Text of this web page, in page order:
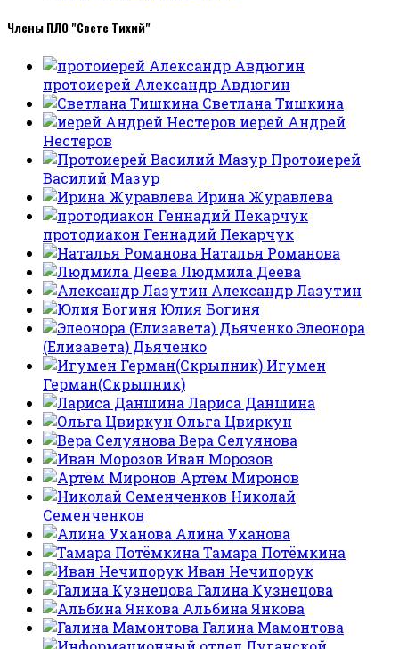
Члены ПЛО "Свете Тихий"
протоиерей Александр Авдюгин
Светлана Тишкина
иерей Андрей
Нестеров
Протоиерей
Василий Мазур
Ирина Журавлева
протодиакон Геннадий Пекарчук
Наталья Романова
Людмила Деева
Александр Лазутин
Юлия Богиня
Элеонора
(Елизавета) Дьяченко
Игумен
Герман(Скрыпник)
Лариса Даншина
Ольга Цвиркун
Вера Селуянова
Иван Морозов
Артём Миронов
Николай
Семенченков
Алина Уханова
Тамара Потёмкина
Иван Нечипорук
Галина Кузнецова
Альбина Янкова
Галина Мамонтова